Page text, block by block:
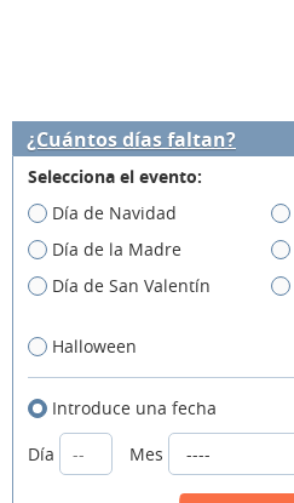
¿Cuántos días faltan?
Selecciona el evento:
Día de Navidad
Día de la Madre
Día de San Valentín
Halloween
Introduce una fecha
Día
Mes